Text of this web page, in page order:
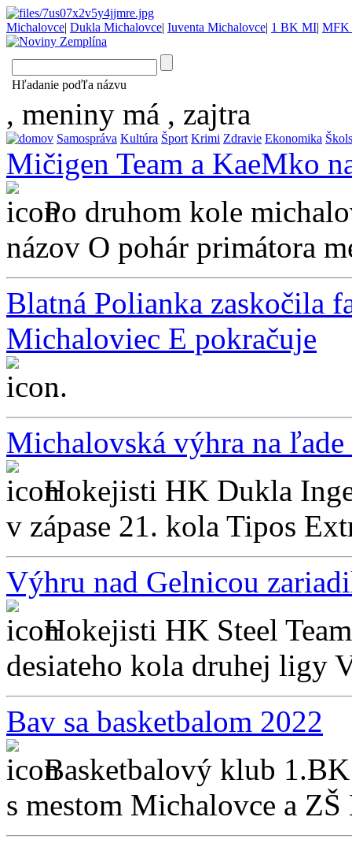
Michalovce| Dukla Michalovce| Iuventa Michalovce| 1 BK MI| MFK
Hľadanie poďľa názvu
, meniny má , zajtra
Samospráva Kultúra Šport Krimi Zdravie Ekonomika
Mičigen Team a KaeMko
Po druhom kole
názov O pohár primátora
Blatná Polianka zaskočila
Michaloviec E pokračuje
...
Michalovská výhra na
Hokejisti HK Dukla
v zápase 21. kola Tipos
Výhru nad Gelnicou
Hokejisti HK Steel
desiateho kola druhej ligy
Bav sa basketbalom 2022
Basketbalový klub
s mestom Michalovce a